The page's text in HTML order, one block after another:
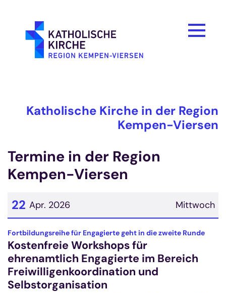
Katholische Kirche in der Region
Kempen-Viersen
Termine in der Region
Kempen-Viersen
Mittwoch
22 Apr. 2026
Datum: 22. April 2026
Fortbildungsreihe für Engagierte geht in die zweite Runde:
Kostenfreie Workshops für
ehrenamtlich Engagierte im Bereich
Freiwilligenkoordination und
Selbstorganisation